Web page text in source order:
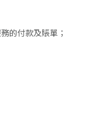
的付款及賬單；